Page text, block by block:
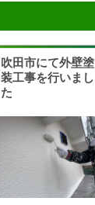
吹田市にて外壁塗
装工事を行いまし
た